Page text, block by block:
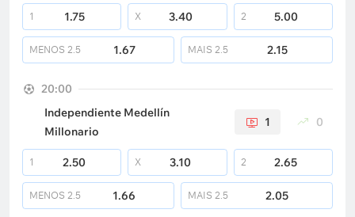
1 1.75 X 3.40 2 5.00
MENOS 2.5 1.67 MAIS 2.5 2.15
20:00
Independiente Medellín
Millonario
1 0
1 2.50 X 3.10 2 2.65
MENOS 2.5 1.66 MAIS 2.5 2.05